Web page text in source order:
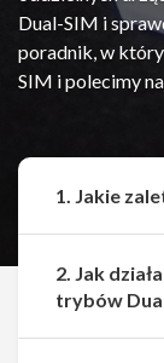
Dual-SIM i
poradnik, w
SIM i polecimy
1. Jakie
2. Jak
trybów